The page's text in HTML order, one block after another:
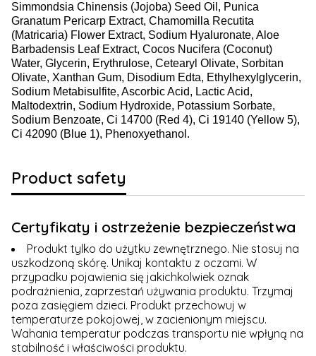
Simmondsia Chinensis (Jojoba) Seed Oil, Punica
Granatum Pericarp Extract, Chamomilla Recutita
(Matricaria) Flower Extract, Sodium Hyaluronate, Aloe
Barbadensis Leaf Extract, Cocos Nucifera (Coconut)
Water, Glycerin, Erythrulose, Cetearyl Olivate, Sorbitan
Olivate, Xanthan Gum, Disodium Edta, Ethylhexylglycerin,
Sodium Metabisulfite, Ascorbic Acid, Lactic Acid,
Maltodextrin, Sodium Hydroxide, Potassium Sorbate,
Sodium Benzoate, Ci 14700 (Red 4), Ci 19140 (Yellow 5),
Ci 42090 (Blue 1), Phenoxyethanol.
Product safety
Certyfikaty i ostrzeżenie bezpieczeństwa
Produkt tylko do użytku zewnętrznego. Nie stosuj na
uszkodzoną skórę. Unikaj kontaktu z oczami. W
przypadku pojawienia się jakichkolwiek oznak
podrażnienia, zaprzestań używania produktu. Trzymaj
poza zasięgiem dzieci. Produkt przechowuj w
temperaturze pokojowej, w zacienionym miejscu.
Wahania temperatur podczas transportu nie wpłyną na
stabilność i właściwości produktu.